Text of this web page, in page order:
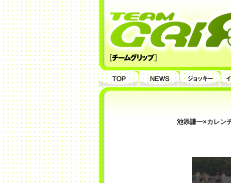
池添謙一×カレン